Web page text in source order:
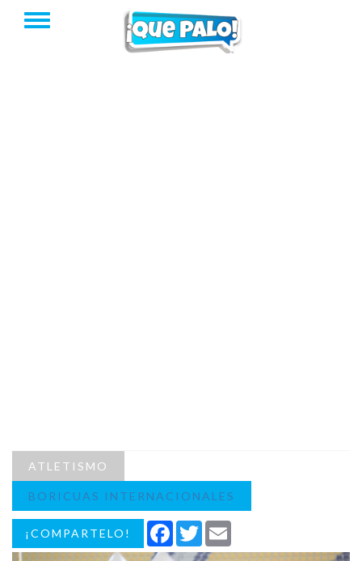
ATLETISMO
BORICUAS INTERNACIONALES
¡COMPARTELO! Facebook
Twitter